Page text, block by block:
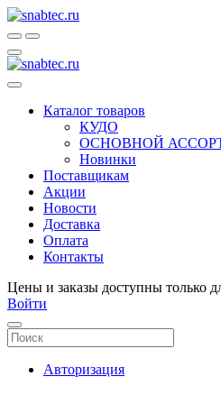
Каталог товаров
КУДО
ОСНОВНОЙ
Новинки
Поставщикам
Акции
Новости
Доставка
Оплата
Контакты
Цены и заказы доступны только
Войти
Авторизация